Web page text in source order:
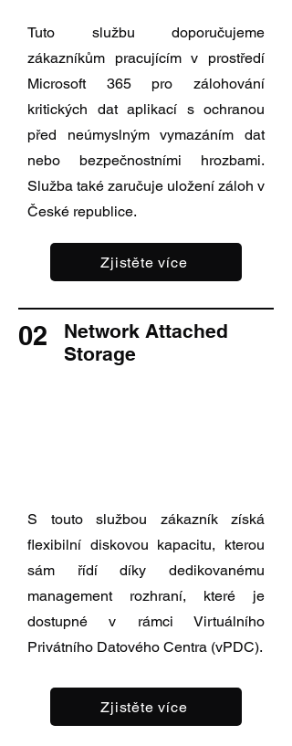
Tuto službu doporučujeme
zákazníkům pracujícím v prostředí
Microsoft 365 pro zálohování
kritických dat aplikací s ochranou
před neúmyslným vymazáním dat
nebo bezpečnostními hrozbami.
Služba také zaručuje uložení záloh v
České republice.
Zjistěte více
02
Network Attached
Storage
S touto službou zákazník získá
flexibilní diskovou kapacitu, kterou
sám řídí díky dedikovanému
management rozhraní, které je
dostupné v rámci Virtuálního
Privátního Datového Centra (vPDC).
Zjistěte více